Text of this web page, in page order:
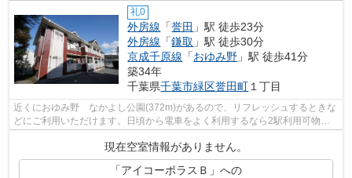
礼0
外房線 「誉田 」駅 徒歩23分
外房線 「鎌取 」駅 徒歩30分
京成千原線 「おゆみ野 」駅 徒歩41分
築34年
千葉県千葉市緑区誉田町 １丁目
近くにおゆみ野 なかよし公園(372m)があるので、リフレッシュするときな
どにご利用いただけます。日頃から電車をよく利用するなら2駅利用可物件
をお選びください。落ち着いた街並みが...
現在空室情報がありません。
「アイコーポラスＢ」への